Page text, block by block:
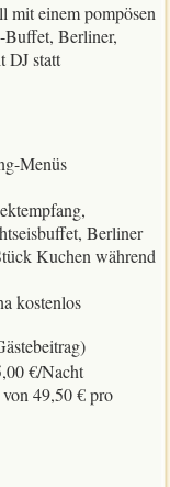
mit einem pompösen
Berliner,
DJ statt
Menüs
Berliner
Kuchen während
kostenlos
€/Nacht
49,50 € pro